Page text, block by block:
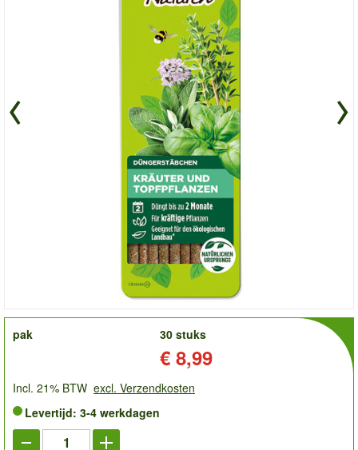
order
pak
30 stuks
€ 8,99
Incl. 21% BTW excl. Verzendkosten
Levertijd: 3-4 werkdagen